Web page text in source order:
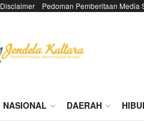
Disclaimer Pedoman Pemberitaan Media
NASIONAL DAERAH